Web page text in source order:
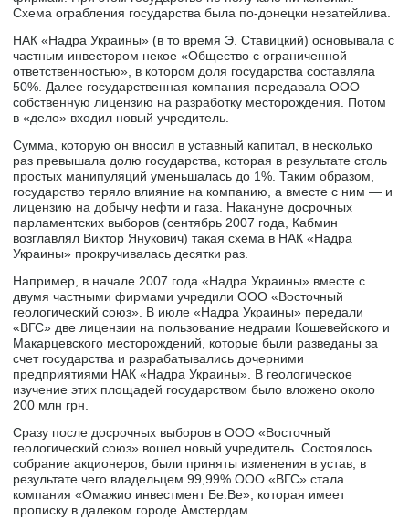
Схема ограбления государства была по-донецки незатейлива.
НАК «Надра Украины» (в то время Э. Ставицкий) основывала с
частным инвестором некое «Общество с ограниченной
ответственностью», в котором доля государства составляла
50%. Далее государственная компания передавала ООО
собственную лицензию на разработку месторождения. Потом
в «дело» входил новый учредитель.
Сумма, которую он вносил в уставный капитал, в несколько
раз превышала долю государства, которая в результате столь
простых манипуляций уменьшалась до 1%. Таким образом,
государство теряло влияние на компанию, а вместе с ним — и
лицензию на добычу нефти и газа. Накануне досрочных
парламентских выборов (сентябрь 2007 года, Кабмин
возглавлял Виктор Янукович) такая схема в НАК «Надра
Украины» прокручивалась десятки раз.
Например, в начале 2007 года «Надра Украины» вместе с
двумя частными фирмами учредили ООО «Восточный
геологический союз». В июле «Надра Украины» передали
«ВГС» две лицензии на пользование недрами Кошевейского и
Макарцевского месторождений, которые были разведаны за
счет государства и разрабатывались дочерними
предприятиями НАК «Надра Украины». В геологическое
изучение этих площадей государством было вложено около
200 млн грн.
Сразу после досрочных выборов в ООО «Восточный
геологический союз» вошел новый учредитель. Состоялось
собрание акционеров, были приняты изменения в устав, в
результате чего владельцем 99,99% ООО «ВГС» стала
компания «Омажио инвестмент Бе.Ве», которая имеет
прописку в далеком городе Амстердам.